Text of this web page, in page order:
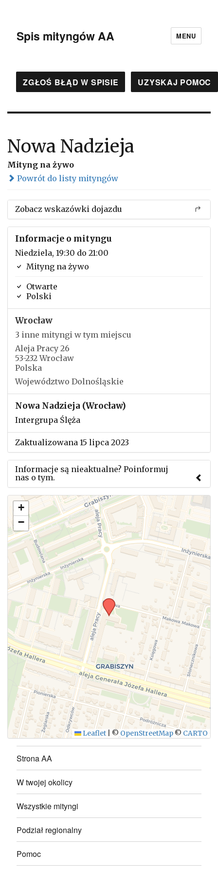
Spis mityngów AA MENU
ZGŁOŚ BŁĄD W SPISIE UZYSKAJ POMOC
Nowa Nadzieja
Mityng na żywo
Powrót do listy mityngów
Zobacz wskazówki dojazdu
Informacje o mityngu
Niedziela, 19:30 do 21:00
Mityng na żywo
Otwarte
Polski
Wrocław
3 inne mityngi w tym miejscu
Aleja Pracy 26
53-232 Wrocław
Polska
Województwo Dolnośląskie
Nowa Nadzieja (Wrocław)
Intergrupa Ślęża
Zaktualizowana 15 lipca 2023
Informacje są nieaktualne? Poinformuj
nas o tym.
Użyj tego formularza aby przesłać informację o
zmianach w powyższym mityngu.
WYŚLIJ
+
−
Leaflet © OpenStreetMap © CARTO
Strona AA
W twojej okolicy
Wszystkie mityngi
Podział regionalny
Pomoc